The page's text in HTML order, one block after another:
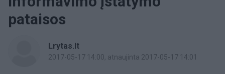
pataisos
Lrytas.lt
2017-05-17 14:00, atnaujinta 2017-05-17 14:01